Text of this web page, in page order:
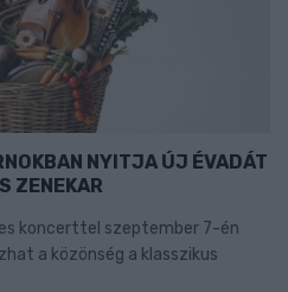
NYITJA ÚJ ÉVADÁT
ZENEKAR
koncerttel szeptember 7-én
a közönség a klasszikus